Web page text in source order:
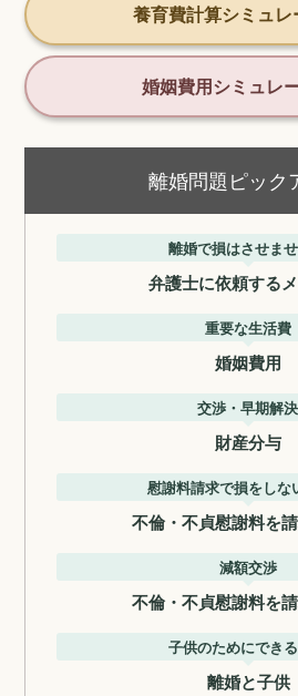
養育費計算シミュ
婚姻費用シミュレ
離婚問題ピック
離婚で損はさせませ
弁護士に依頼する
重要な生活費
婚姻費用
交渉・早期解決
財産分与
慰謝料請求で損をしな
不倫・不貞慰謝料を
減額交渉
不倫・不貞慰謝料を
子供のためにでき
離婚と子供